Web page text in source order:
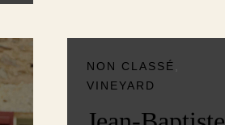
NON CLASSÉ
VINEYARD